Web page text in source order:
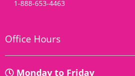
1-888-653-4463
Office Hours
Monday to Friday